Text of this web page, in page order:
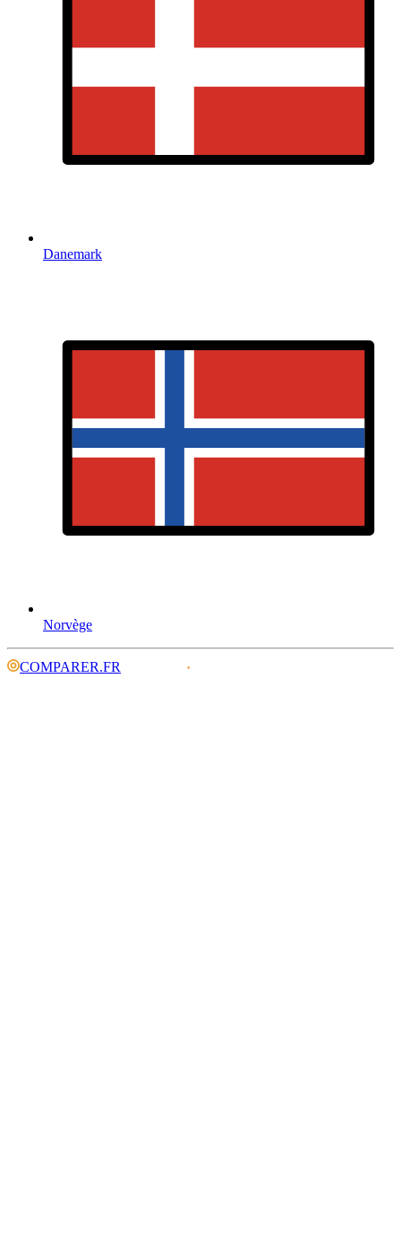
Danemark
Norvège
COMPARER.FR